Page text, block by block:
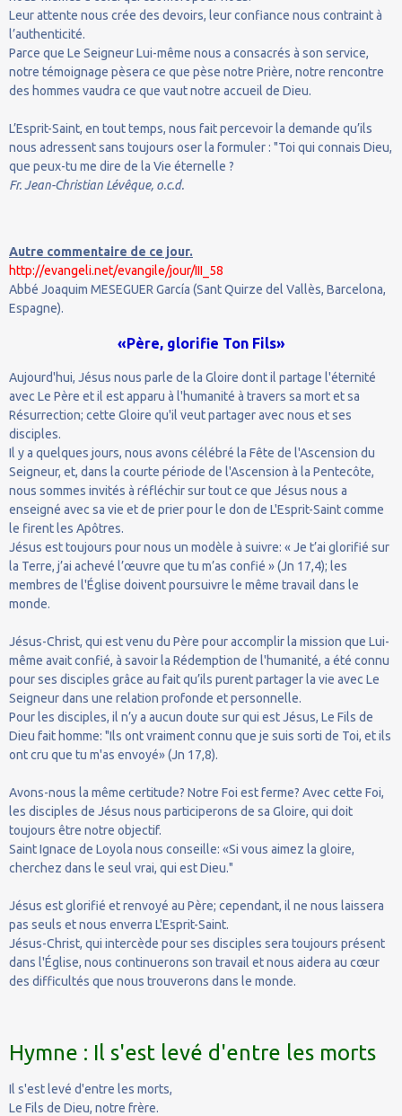
Leur attente nous crée des devoirs, leur confiance nous contraint à
l’authenticité.
Parce que Le Seigneur Lui-même nous a consacrés à son service,
notre témoignage pèsera ce que pèse notre Prière, notre rencontre
des hommes vaudra ce que vaut notre accueil de Dieu.
L’Esprit-Saint, en tout temps, nous fait percevoir la demande qu’ils
nous adressent sans toujours oser la formuler : "Toi qui connais Dieu,
que peux-tu me dire de la Vie éternelle ?
Fr. Jean-Christian Lévêque, o.c.d.
Autre commentaire de ce jour.
http://evangeli.net/evangile/jour/III_58
Abbé Joaquim MESEGUER García (Sant Quirze del Vallès, Barcelona,
Espagne).
«Père, glorifie Ton Fils»
Aujourd'hui, Jésus nous parle de la Gloire dont il partage l'éternité
avec Le Père et il est apparu à l'humanité à travers sa mort et sa
Résurrection; cette Gloire qu'il veut partager avec nous et ses
disciples.
Il y a quelques jours, nous avons célébré la Fête de l'Ascension du
Seigneur, et, dans la courte période de l'Ascension à la Pentecôte,
nous sommes invités à réfléchir sur tout ce que Jésus nous a
enseigné avec sa vie et de prier pour le don de L'Esprit-Saint comme
le firent les Apôtres.
Jésus est toujours pour nous un modèle à suivre: « Je t’ai glorifié sur
la Terre, j’ai achevé l’œuvre que tu m’as confié » (Jn 17,4); les
membres de l'Église doivent poursuivre le même travail dans le
monde.
Jésus-Christ, qui est venu du Père pour accomplir la mission que Lui-
même avait confié, à savoir la Rédemption de l'humanité, a été connu
pour ses disciples grâce au fait qu’ils purent partager la vie avec Le
Seigneur dans une relation profonde et personnelle.
Pour les disciples, il n’y a aucun doute sur qui est Jésus, Le Fils de
Dieu fait homme: "Ils ont vraiment connu que je suis sorti de Toi, et ils
ont cru que tu m'as envoyé» (Jn 17,8).
Avons-nous la même certitude? Notre Foi est ferme? Avec cette Foi,
les disciples de Jésus nous participerons de sa Gloire, qui doit
toujours être notre objectif.
Saint Ignace de Loyola nous conseille: «Si vous aimez la gloire,
cherchez dans le seul vrai, qui est Dieu."
Jésus est glorifié et renvoyé au Père; cependant, il ne nous laissera
pas seuls et nous enverra L'Esprit-Saint.
Jésus-Christ, qui intercède pour ses disciples sera toujours présent
dans l'Église, nous continuerons son travail et nous aidera au cœur
des difficultés que nous trouverons dans le monde.
Hymne : Il s'est levé d'entre les morts
Il s'est levé d'entre les morts,
Le Fils de Dieu, notre frère.